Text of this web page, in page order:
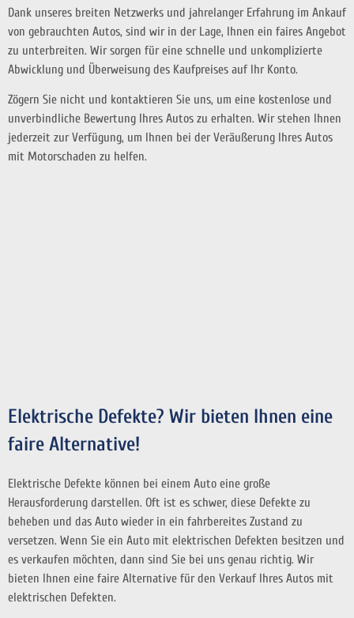
Dank unseres breiten Netzwerks und jahrelanger Erfahrung im Ankauf
von gebrauchten Autos, sind wir in der Lage, Ihnen ein faires Angebot
zu unterbreiten. Wir sorgen für eine schnelle und unkomplizierte
Abwicklung und Überweisung des Kaufpreises auf Ihr Konto.
Zögern Sie nicht und kontaktieren Sie uns, um eine kostenlose und
unverbindliche Bewertung Ihres Autos zu erhalten. Wir stehen Ihnen
jederzeit zur Verfügung, um Ihnen bei der Veräußerung Ihres Autos
mit Motorschaden zu helfen.
Elektrische Defekte? Wir bieten Ihnen eine
faire Alternative!
Elektrische Defekte können bei einem Auto eine große
Herausforderung darstellen. Oft ist es schwer, diese Defekte zu
beheben und das Auto wieder in ein fahrbereites Zustand zu
versetzen. Wenn Sie ein Auto mit elektrischen Defekten besitzen und
es verkaufen möchten, dann sind Sie bei uns genau richtig. Wir
bieten Ihnen eine faire Alternative für den Verkauf Ihres Autos mit
elektrischen Defekten.